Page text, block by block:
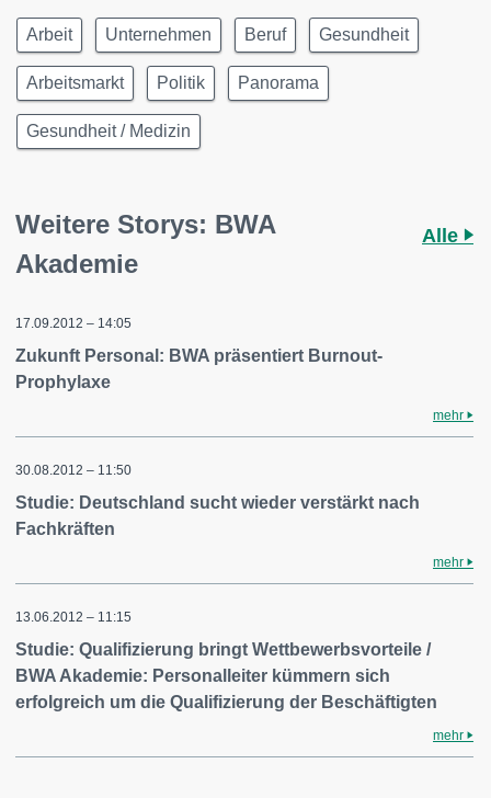
Arbeit Unternehmen Beruf Gesundheit
Arbeitsmarkt Politik Panorama
Gesundheit / Medizin
Weitere Storys: BWA
Akademie
Alle
17.09.2012 – 14:05
Zukunft Personal: BWA präsentiert Burnout-
Prophylaxe
mehr
30.08.2012 – 11:50
Studie: Deutschland sucht wieder verstärkt nach
Fachkräften
mehr
13.06.2012 – 11:15
Studie: Qualifizierung bringt Wettbewerbsvorteile /
BWA Akademie: Personalleiter kümmern sich
erfolgreich um die Qualifizierung der Beschäftigten
mehr